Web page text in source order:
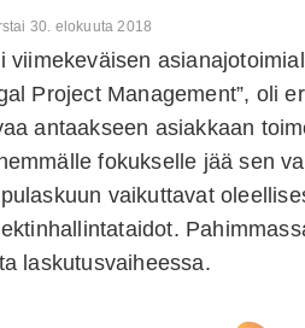
30. elokuuta 2018
viimekeväisen
Project Management”, oli
antaakseen asiakkaan
fokukselle jää sen
vaikuttavat
laskutusvaiheessa.